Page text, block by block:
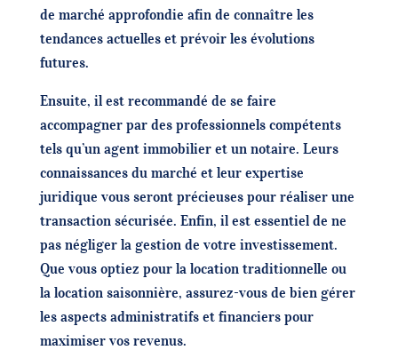
de marché approfondie afin de connaître les
tendances actuelles et prévoir les évolutions
futures.
Ensuite, il est recommandé de se faire
accompagner par des professionnels compétents
tels qu’un agent immobilier et un notaire. Leurs
connaissances du marché et leur expertise
juridique vous seront précieuses pour réaliser une
transaction sécurisée. Enfin, il est essentiel de ne
pas négliger la gestion de votre investissement.
Que vous optiez pour la location traditionnelle ou
la location saisonnière, assurez-vous de bien gérer
les aspects administratifs et financiers pour
maximiser vos revenus.